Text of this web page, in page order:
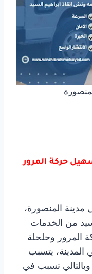
حركة المرور
المنصورة،
من الخدمات
المرور وحلحلة
يتسبب
تسبب في